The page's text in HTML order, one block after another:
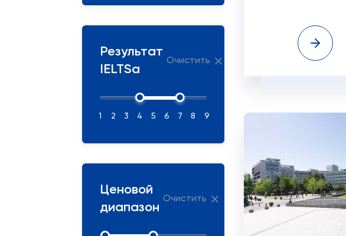
Результат
IELTSа
Очистить
1 2 3 4 5 6 7 8 9
Ценовой
диапазон
Очистить